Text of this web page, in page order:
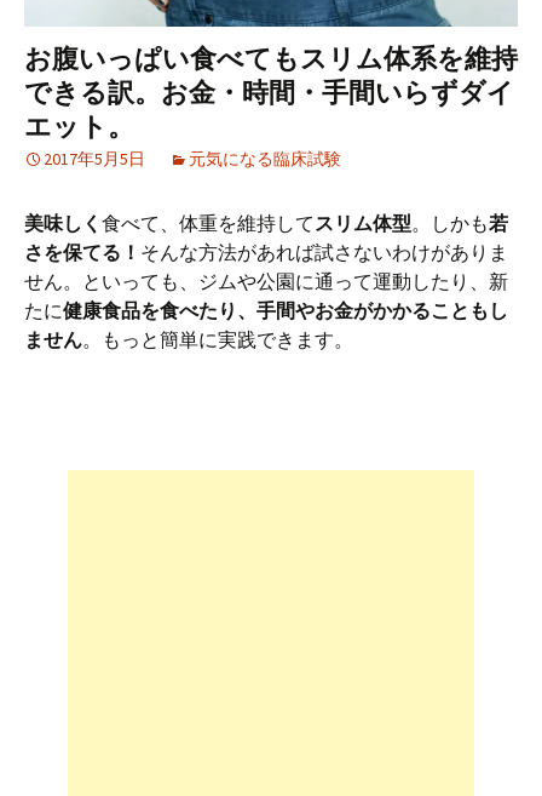
お腹いっぱい食べてもスリム体系を維持
できる訳。お金・時間・手間いらずダイ
エット。
2017年5月5日 元気になる臨床試験
美味しく 食べて、体重を維持してスリム体型。しかも若
さを保てる！ そんな方法があれば試さないわけがありま
せん。といっても、ジムや公園に通って運動したり、新
たに健康食品を食べたり、手間やお金がかかることもし
ません。もっと簡単に実践できます。